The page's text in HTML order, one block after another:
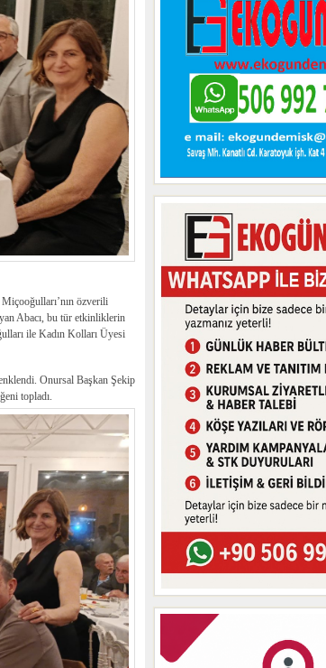
özverili
Abacı, bu tür etkinliklerin
ile Kadın Kolları Üyesi
Onursal Başkan Şekip
topladı.